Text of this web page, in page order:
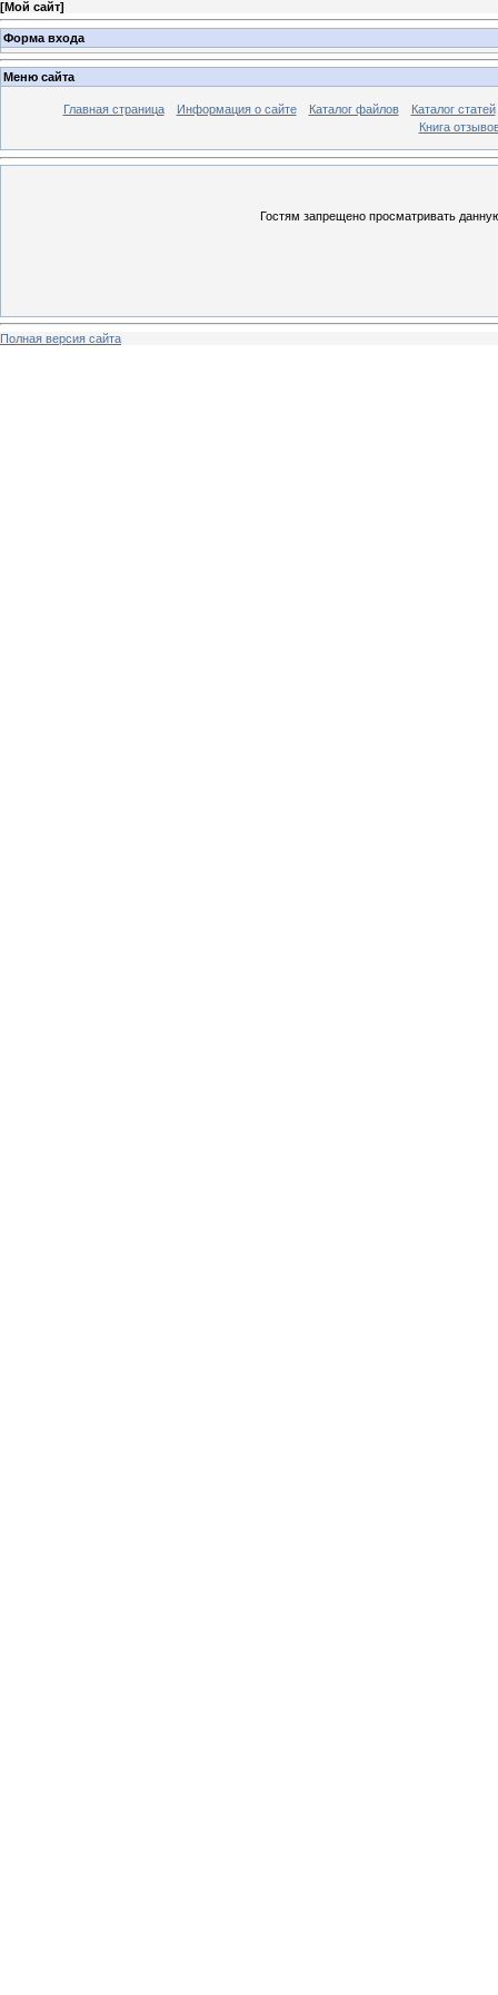
[Мой сайт]
Форма входа
Меню сайта
Главная страница Информация о сайте Каталог файлов
Каталог статей
Книга
Гостям запрещено просматривать
Полная версия сайта